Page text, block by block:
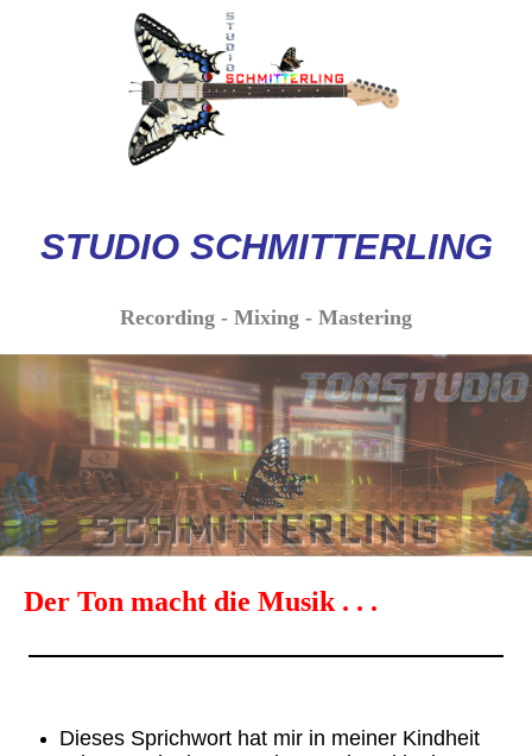
STUDIO SCHMITTERLING
Recording - Mixing - Mastering
Der Ton macht die Musik . . .
Dieses Sprichwort hat mir in meiner Kindheit